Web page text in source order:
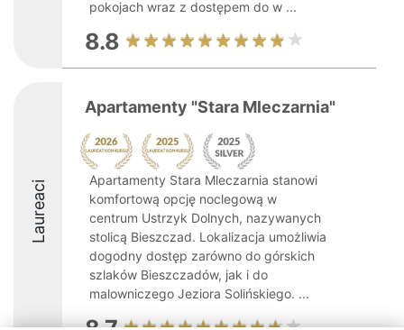
pokojach wraz z dostępem do w ...
8.8
Laureaci
Apartamenty "Stara Mleczarnia"
Apartamenty Stara Mleczarnia stanowi
komfortową opcję noclegową w
centrum Ustrzyk Dolnych, nazywanych
stolicą Bieszczad. Lokalizacja umożliwia
dogodny dostęp zarówno do górskich
szlaków Bieszczadów, jak i do
malowniczego Jeziora Solińskiego. ...